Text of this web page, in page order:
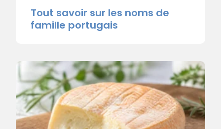
Tout savoir sur les noms de
famille portugais